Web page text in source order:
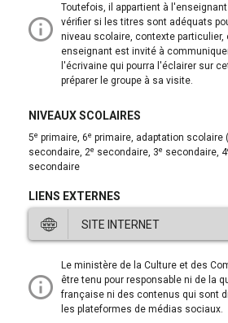
Toutefois, il appartient à
vérifier si les titres sont adéquats
niveau scolaire, contexte particulier,
enseignant est invité à
l'écrivaine qui pourra l'éclairer sur
préparer le groupe à sa visite.
NIVEAUX SCOLAIRES
5e primaire, 6e primaire, adaptation scolaire
secondaire, 2e secondaire, 3e secondaire, 4
secondaire
LIENS EXTERNES
SITE INTERNET
lien
ouvre
dans
Le ministère de la Culture et des
être tenu pour responsable ni de la
française ni des contenus qui sont
les plateformes de médias sociaux.